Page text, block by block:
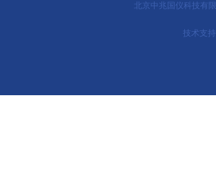
北京中兆国仪科技有
技术支